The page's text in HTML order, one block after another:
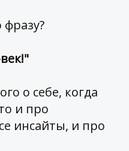
о себе, когда
и про
инсайты, и про